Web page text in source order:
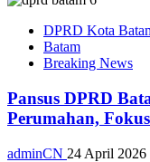
DPRD Kota
Batam
Breaking News
Pansus DPRD
Perumahan,
adminCN 24 April 2026